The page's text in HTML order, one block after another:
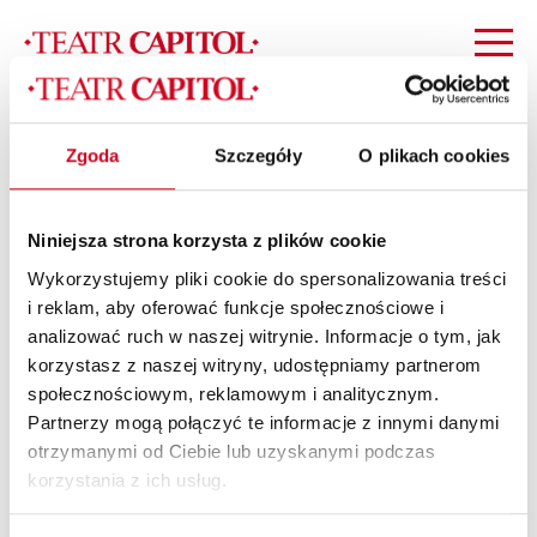
Zgoda Szczegóły O plikach cookies
Niniejsza strona korzysta z plików cookie
Wykorzystujemy pliki cookie do spersonalizowania treści
i reklam, aby oferować funkcje społecznościowe i
analizować ruch w naszej witrynie. Informacje o tym, jak
korzystasz z naszej witryny, udostępniamy partnerom
społecznościowym, reklamowym i analitycznym.
Partnerzy mogą połączyć te informacje z innymi danymi
otrzymanymi od Ciebie lub uzyskanymi podczas
korzystania z ich usług.
paypo_2023_news_kopia_5